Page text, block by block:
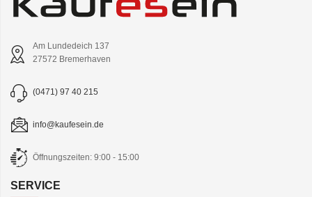
Am Lundedeich 137
27572 Bremerhaven
(0471) 97 40 215
info@kaufesein.de
Öffnungszeiten: 9:00 - 15:00
SERVICE